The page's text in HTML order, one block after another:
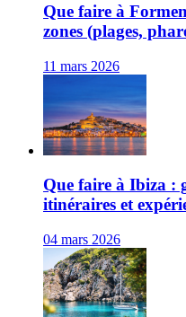
Que faire à
zones (plages,
11 mars 2026
Que faire à Ibiza :
itinéraires et
04 mars 2026